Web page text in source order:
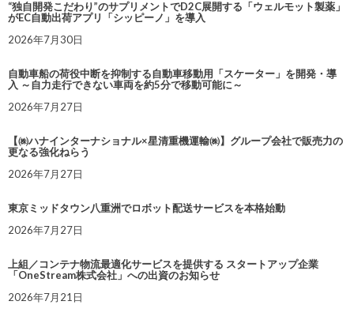
“独自開発こだわり”のサプリメントでD2C展開する「ウェルモット製薬」
がEC自動出荷アプリ「シッピーノ」を導入
2026年7月30日
自動車船の荷役中断を抑制する自動車移動用「スケーター」を開発・導
入 ～自力走行できない車両を約5分で移動可能に～
2026年7月27日
【㈱ハナインターナショナル×星清重機運輸㈱】グループ会社で販売力の
更なる強化ねらう
2026年7月27日
東京ミッドタウン八重洲でロボット配送サービスを本格始動
2026年7月27日
上組／コンテナ物流最適化サービスを提供する スタートアップ企業
「OneStream株式会社」への出資のお知らせ
2026年7月21日